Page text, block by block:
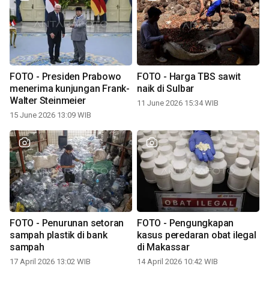
FOTO - Presiden Prabowo
menerima kunjungan Frank-
Walter Steinmeier
15 June 2026 13:09 WIB
FOTO - Harga TBS sawit
naik di Sulbar
11 June 2026 15:34 WIB
FOTO - Penurunan setoran
sampah plastik di bank
sampah
17 April 2026 13:02 WIB
FOTO - Pengungkapan
kasus peredaran obat ilegal
di Makassar
14 April 2026 10:42 WIB